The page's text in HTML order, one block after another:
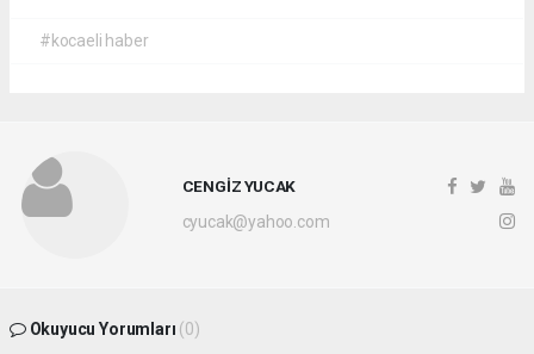
#kocaeli haber
CENGİZ YUCAK
cyucak@yahoo.com
Okuyucu Yorumları (0)